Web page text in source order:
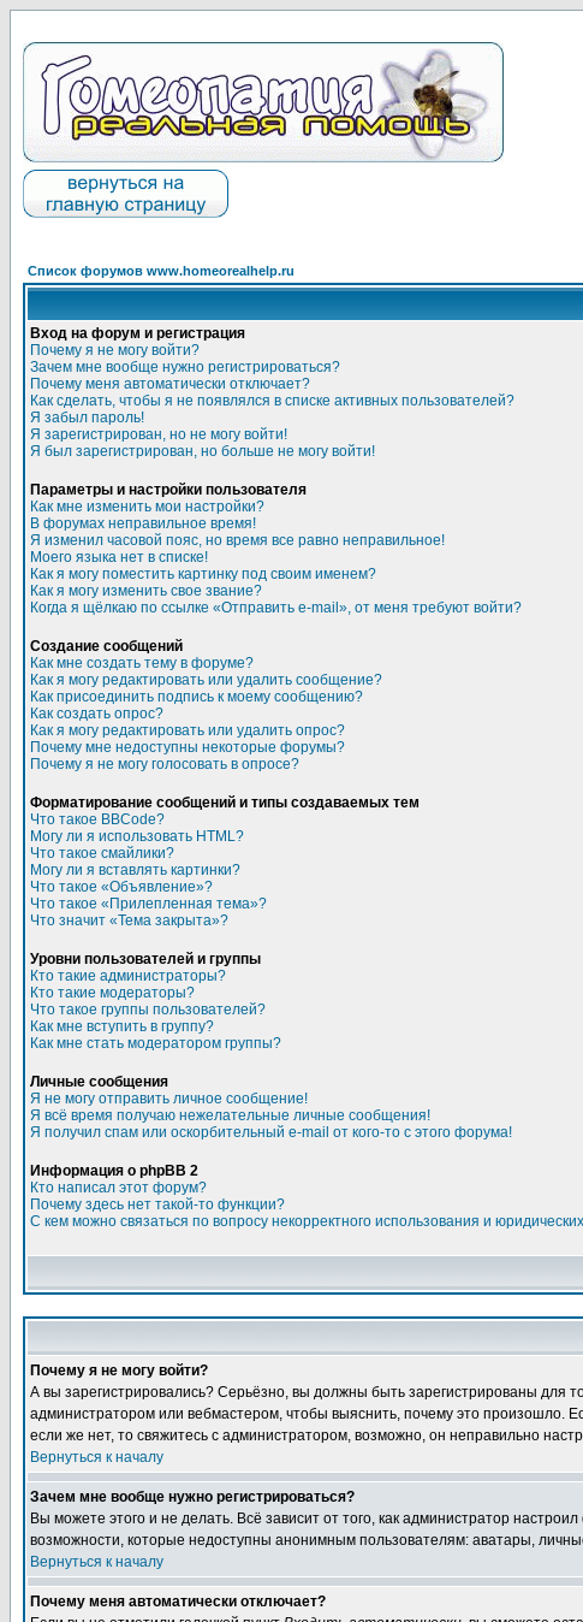
Список форумов www.homeorealhelp.ru
Вход на форум и регистрация
Почему я не могу войти?
Зачем мне вообще нужно регистрироваться?
Почему меня автоматически отключает?
Как сделать, чтобы я не появлялся в списке активных пользователей?
Я забыл пароль!
Я зарегистрирован, но не могу войти!
Я был зарегистрирован, но больше не могу войти!
Параметры и настройки пользователя
Как мне изменить мои настройки?
В форумах неправильное время!
Я изменил часовой пояс, но время все равно неправильное!
Моего языка нет в списке!
Как я могу поместить картинку под своим именем?
Как я могу изменить свое звание?
Когда я щёлкаю по ссылке «Отправить e-mail», от меня требуют войти?
Создание сообщений
Как мне создать тему в форуме?
Как я могу редактировать или удалить сообщение?
Как присоединить подпись к моему сообщению?
Как создать опрос?
Как я могу редактировать или удалить опрос?
Почему мне недоступны некоторые форумы?
Почему я не могу голосовать в опросе?
Форматирование сообщений и типы создаваемых тем
Что такое BBCode?
Могу ли я использовать HTML?
Что такое смайлики?
Могу ли я вставлять картинки?
Что такое «Объявление»?
Что такое «Прилепленная тема»?
Что значит «Тема закрыта»?
Уровни пользователей и группы
Кто такие администраторы?
Кто такие модераторы?
Что такое группы пользователей?
Как мне вступить в группу?
Как мне стать модератором группы?
Личные сообщения
Я не могу отправить личное сообщение!
Я всё время получаю нежелательные личные сообщения!
Я получил спам или оскорбительный e-mail от кого-то с этого форума!
Информация о phpBB 2
Кто написал этот форум?
Почему здесь нет такой-то функции?
С кем можно связаться по вопросу некорректного использования и
Почему я не могу войти?
А вы зарегистрировались? Серьёзно, вы должны быть зарегистрированы для
администратором или вебмастером, чтобы выяснить, почему это произошло.
если же нет, то свяжитесь с администратором, возможно, он неправильно
Вернуться к началу
Зачем мне вообще нужно регистрироваться?
Вы можете этого и не делать. Всё зависит от того, как администратор
возможности, которые недоступны анонимным пользователям: аватары,
Вернуться к началу
Почему меня автоматически отключает?